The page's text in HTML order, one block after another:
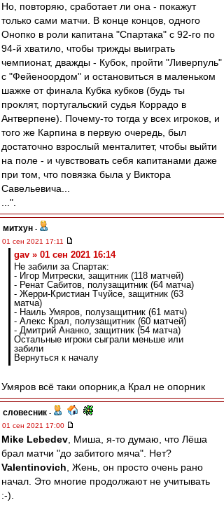
Но, повторяю, сработает ли она - покажут
только сами матчи. В конце концов, одного
Онопко в роли капитана "Спартака" с 92-го по
94-й хватило, чтобы трижды выиграть
чемпионат, дважды - Кубок, пройти "Ливерпуль"
с "Фейеноордом" и остановиться в маленьком
шажке от финала Кубка кубков (будь ты
проклят, португальский судья Коррадо в
Антверпене). Почему-то тогда у всех игроков, и
того же Карпина в первую очередь, был
достаточно взрослый менталитет, чтобы выйти
на поле - и чувствовать себя капитанами даже
при том, что повязка была у Виктора
Савельевича...
...".
митхун -
01 сен 2021 17:11
gav » 01 сен 2021 16:14
Не забили за Спартак:
- Игор Митрески, защитник (118 матчей)
- Ренат Сабитов, полузащитник (64 матча)
- Жерри-Кристиан Тчуйсе, защитник (63
матча)
- Наиль Умяров, полузащитник (61 матч)
- Алекс Крал, полузащитник (60 матчей)
- Дмитрий Ананко, защитник (54 матча)
Остальные игроки сыграли меньше или
забили
Вернуться к началу
Умяров всё таки опорник,а Крал не опорник
словесник -
01 сен 2021 17:00
Mike Lebedev , Миша, я-то думаю, что Лёша
брал матчи "до забитого мяча". Нет?
Valentinovich , Жень, он просто очень рано
начал. Это многие продолжают не учитывать
:-).